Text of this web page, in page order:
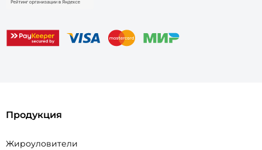
Продукция
Жироуловители